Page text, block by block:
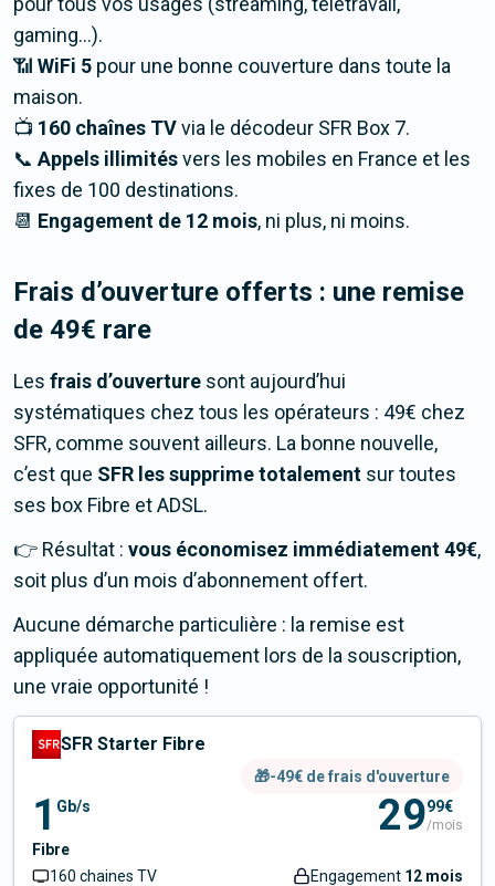
gaming…).
📶 WiFi 5 pour une bonne couverture dans toute la
maison.
📺 160 chaînes TVvia le décodeur SFR Box 7.
📞 Appels illimitésvers les mobiles en France et les
fixes de 100 destinations.
📆 Engagement de 12 mois, ni plus, ni moins.
Frais d’ouverture offerts : une remise
de 49€ rare
Les frais d’ouverture sont aujourd’hui
systématiques chez tous les opérateurs : 49€ chez
SFR, comme souvent ailleurs. La bonne nouvelle,
c’est que SFR les supprime totalement sur toutes
ses box Fibre et ADSL.
👉 Résultat : vous économisez immédiatement 49€,
soit plus d’un mois d’abonnement offert.
Aucune démarche particulière : la remise est
appliquée automatiquement lors de la souscription,
une vraie opportunité !
SFR Starter Fibre
🎁-49€ de frais d'ouverture
1 Gb/s
Fibre
160 chaines TV
2999€
/mois
Engagement 12 mois